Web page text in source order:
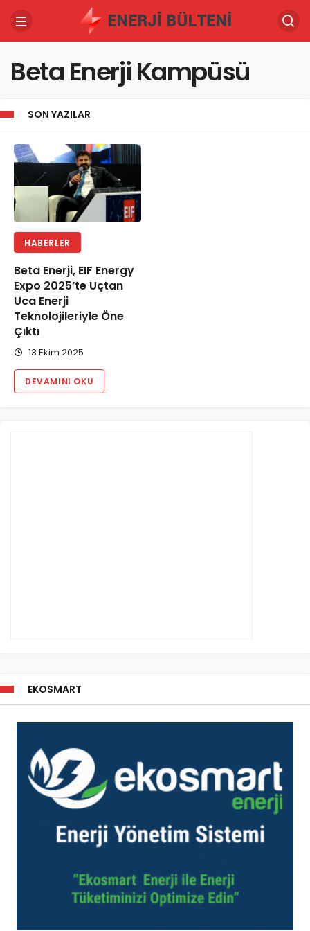
Beta Enerji Kampüsü
SON YAZILAR
HABERLER
Beta Enerji, EIF Energy
Expo 2025’te Uçtan
Uca Enerji
Teknolojileriyle Öne
Çıktı
13 Ekim 2025
DEVAMINI OKU
EKOSMART